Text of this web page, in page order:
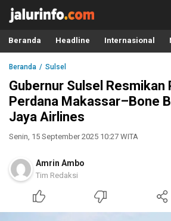
Info Terbaru, Berita Terkini Hari Ini,
Terkini, Akurat dan Terpercaya
Beranda Headline Internasional
Beranda Sulsel
Gubernur Sulsel Resmikan
Perdana Makassar–Bone
Jaya Airlines
Senin, 15 September 2025 10:27 WITA
Amrin Ambo
Tim Redaksi